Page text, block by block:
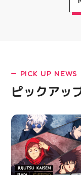
LATEST!
PICK UP NEWS
ピックアッ